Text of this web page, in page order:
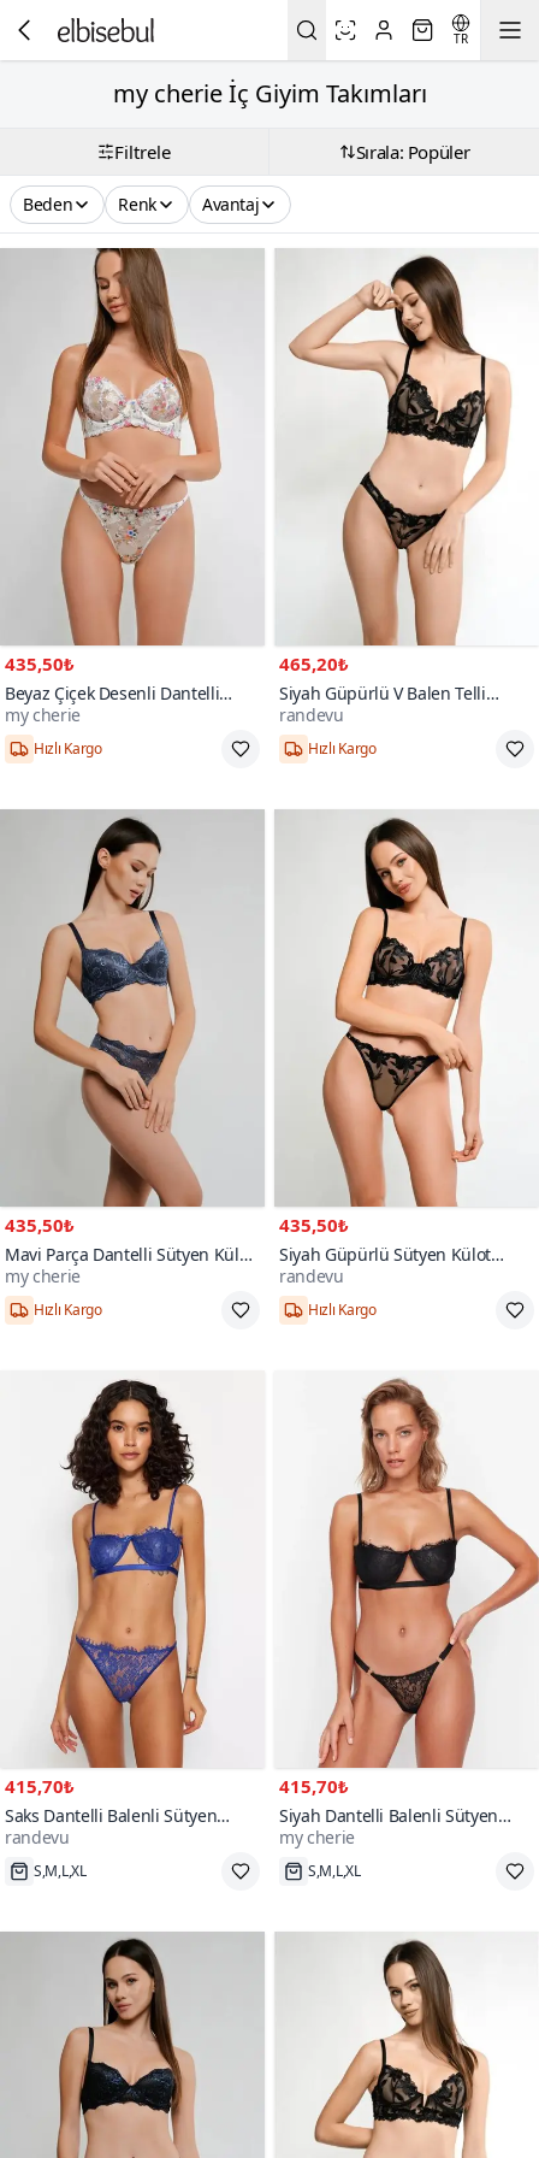
TR
my cherie İç Giyim Takımları
Filtrele Sırala: Popüler
Beden Renk Avantaj
435,50₺
Beyaz Çiçek Desenli Dantelli
Sütyen Külot Takım
my cherie
Hızlı Kargo
465,20₺
Siyah Güpürlü V Balen Telli
Fantezi Gecelik Çamaşır Takım
randevu
Hızlı Kargo
435,50₺
Mavi Parça Dantelli Sütyen Külot
Çekici Takım
my cherie
Hızlı Kargo
435,50₺
Siyah Güpürlü Sütyen Külot
Takım
randevu
Hızlı Kargo
415,70₺
Saks Dantelli Balenli Sütyen
Külot Takım
randevu
S,M,L,XL
Hızlı Kargo
415,70₺
Siyah Dantelli Balenli Sütyen
Külot Parça Takım
my cherie
S,M,L,XL
Hızlı Kargo